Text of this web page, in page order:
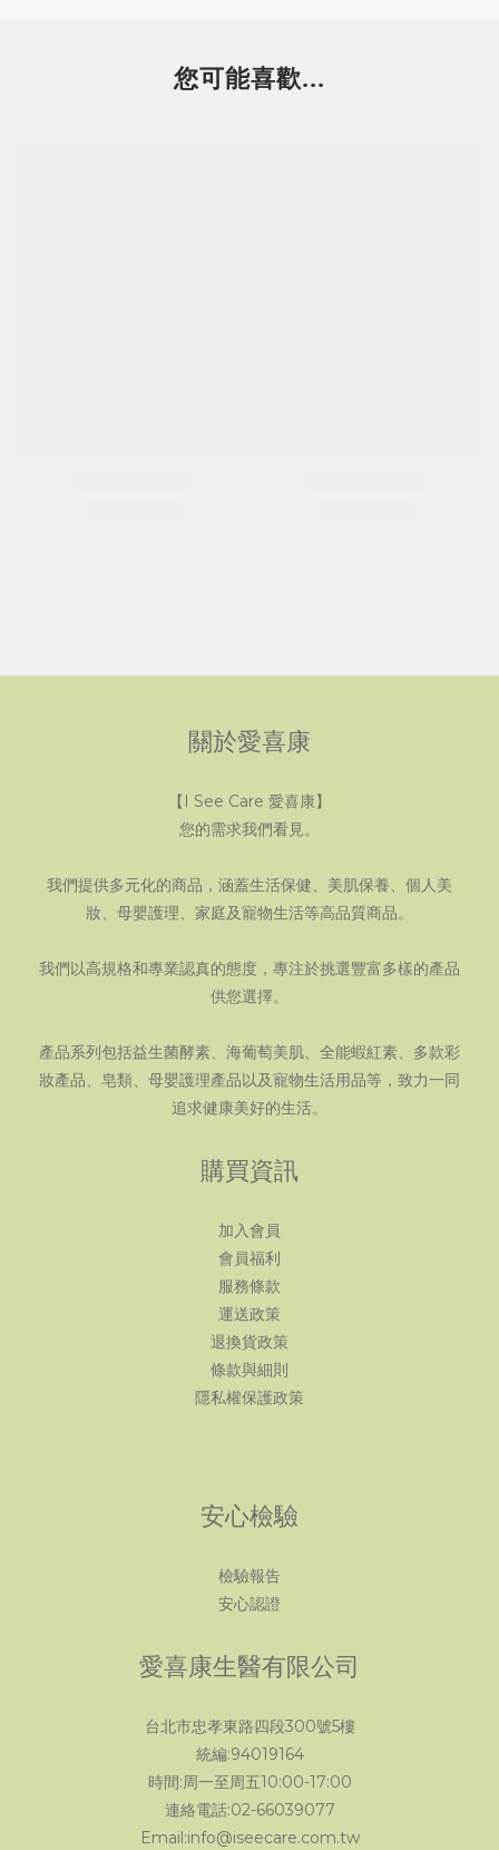
您可能喜歡...
關於愛喜康
【I See Care 愛喜康】
您的需求我們看見。
我們提供多元化的商品，涵蓋生活保健、美肌保養、個人美
妝、母嬰護理、家庭及寵物生活等高品質商品。
我們以高規格和專業認真的態度，專注於挑選豐富多樣的產品
供您選擇。
產品系列包括益生菌酵素、海葡萄美肌、全能蝦紅素、多款彩
妝產品、皂類、母嬰護理產品以及寵物生活用品等，致力一同
追求健康美好的生活。
購買資訊
加入會員
會員福利
服務條款
運送政策
退換貨政策
條款與細則
隱私權保護政策
安心檢驗
檢驗報告
安心認證
愛喜康生醫有限公司
台北市忠孝東路四段300號5樓
統編:94019164
時間:周一至周五10:00-17:00
連絡電話:02-66039077
Email:info@iseecare.com.tw